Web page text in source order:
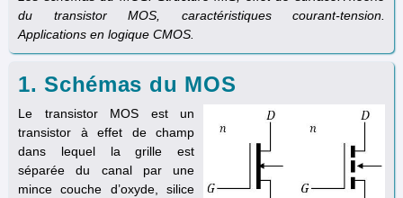
du transistor MOS, caractéristiques courant-tension.
Applications en logique CMOS.
1. Schémas du MOS
Le transistor MOS est un
transistor à effet de champ
dans lequel la grille est
séparée du canal par une
mince couche d’oxyde, silice